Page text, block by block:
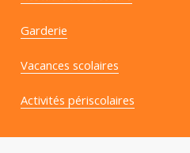
Garderie
Vacances scolaires
Activités périscolaires